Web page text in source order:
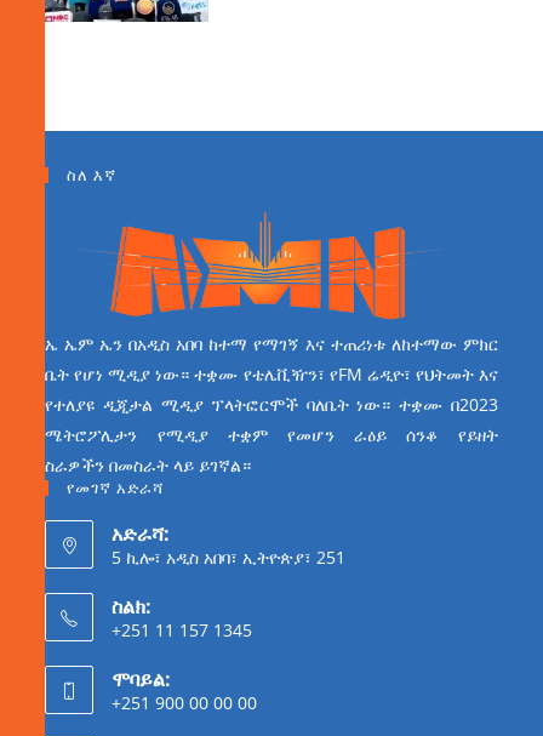
ስለ እኛ
ኤ ኤም ኤን በአዲስ አበባ ከተማ የማገኝ እና ተጠሪነቱ ለከተማው ምክር
ቤት የሆነ ሚዲያ ነው። ተቋሙ የቴሌቪዥን፣ የFM ሬዲዮ፣ የህትመት እና
የተለያዩ ዲጂታል ሚዲያ ፕላትፎርሞች ባለቤት ነው። ተቋሙ በ2023
ሜትሮፖሊታን የሚዲያ ተቋም የመሆን ራዕይ ሰንቆ የይዘት
ስራዎችን በመስራት ላይ ይገኛል።
የመገኛ አድራሻ
አድራሻ:
5 ኪሎ፣ አዲስ አበባ፣ ኢትዮጵያ፣ 251
ስልክ:
+251 11 157 1345
ሞባይል:
+251 900 00 00 00